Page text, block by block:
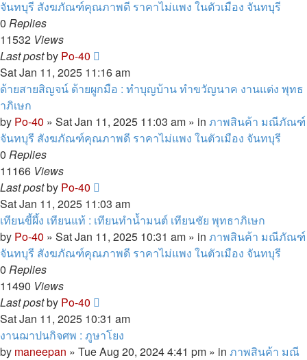
จันทบุรี สังฆภัณฑ์คุณภาพดี ราคาไม่แพง ในตัวเมือง จันทบุรี
0 Replies
11532 Views
Last postby Po-40
Sat Jan 11, 2025 11:16 am
ด้ายสายสิญจน์ ด้ายผูกมือ : ทำบุญบ้าน ทำขวัญนาค งานแต่ง พุทธ
าภิเษก
by Po-40 » Sat Jan 11, 2025 11:03 am » in ภาพสินค้า มณีภัณฑ์
จันทบุรี สังฆภัณฑ์คุณภาพดี ราคาไม่แพง ในตัวเมือง จันทบุรี
0 Replies
11166 Views
Last postby Po-40
Sat Jan 11, 2025 11:03 am
เทียนขี้ผึ้ง เทียนแท้ : เทียนทำน้ำมนต์ เทียนชัย พุทธาภิเษก
by Po-40 » Sat Jan 11, 2025 10:31 am » in ภาพสินค้า มณีภัณฑ์
จันทบุรี สังฆภัณฑ์คุณภาพดี ราคาไม่แพง ในตัวเมือง จันทบุรี
0 Replies
11490 Views
Last postby Po-40
Sat Jan 11, 2025 10:31 am
งานฌาปนกิจศพ : ภูษาโยง
by maneepan » Tue Aug 20, 2024 4:41 pm » in ภาพสินค้า มณี